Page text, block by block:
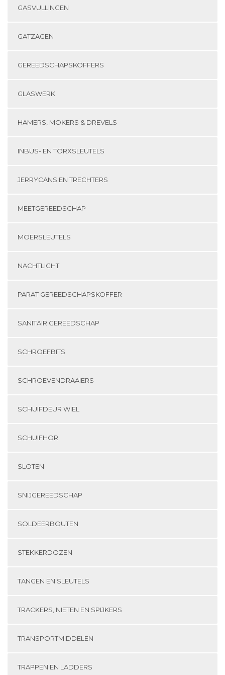
GASVULLINGEN
GATZAGEN
GEREEDSCHAPSKOFFERS
GLASWERK
HAMERS, MOKERS & DREVELS
INBUS- EN TORXSLEUTELS
JERRYCANS EN TRECHTERS
MEETGEREEDSCHAP
MOERSLEUTELS
NACHTLICHT
PARAT GEREEDSCHAPSKOFFER
SANITAIR GEREEDSCHAP
SCHROEFBITS
SCHROEVENDRAAIERS
SCHUIFDEUR WIEL
SCHUIFHOR
SLOTEN
SNIJGEREEDSCHAP
SOLDEERBOUTEN
STEKKERDOZEN
TANGEN EN SLEUTELS
TRACKERS, NIETEN EN SPIJKERS
TRANSPORTMIDDELEN
TRAPPEN EN LADDERS